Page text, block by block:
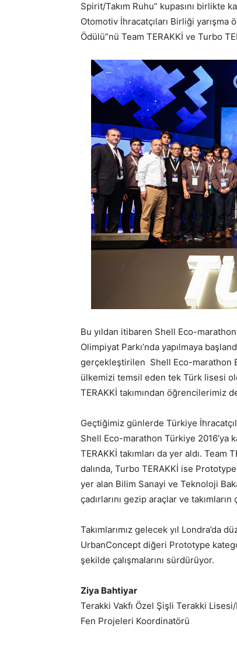
Spirit/Takım Ruhu” kupasını birlikte
Otomotiv İhracatçıları Birliği
Ödülü”nü Team TERAKKİ ve Turbo
Bu yıldan itibaren Shell Eco-
Olimpiyat Parkı’nda yapılmaya
gerçekleştirilen Shell Eco-marathon
ülkemizi temsil eden tek Türk lisesi
TERAKKİ takımından öğrencilerimiz
Geçtiğimiz günlerde Türkiye
Shell Eco-marathon Türkiye 2016’ya
TERAKKİ takımları da yer aldı.
dalında, Turbo TERAKKİ ise Prototype
yer alan Bilim Sanayi ve Teknoloji
çadırlarını gezip araçlar ve takımların
Takımlarımız gelecek yıl Londra’da
UrbanConcept diğeri Prototype
şekilde çalışmalarını sürdürüyor.
Ziya Bahtiyar
Terakki Vakfı Özel Şişli Terakki
Fen Projeleri Koordinatörü